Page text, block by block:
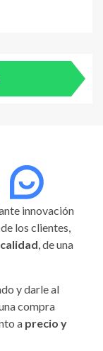
innovación
los clientes,
, de una
y darle al
compra
a precio y